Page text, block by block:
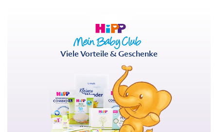
Viele Vorteile & Geschenke